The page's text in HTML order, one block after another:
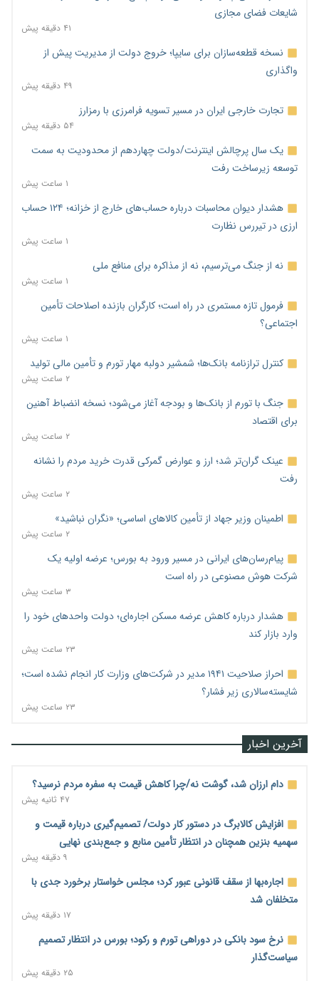
شایعات فضای مجازی
۴۱ دقیقه پیش
نسخه قطعه‌سازان برای سایپا؛ خروج دولت از مدیریت پیش از
واگذاری
۴۹ دقیقه پیش
تجارت خارجی ایران در مسیر تسویه فرامرزی با رمزارز
۵۴ دقیقه پیش
یک سال پرچالش اینترنت/دولت چهاردهم از محدودیت به سمت
توسعه زیرساخت رفت
۱ ساعت پیش
هشدار دیوان محاسبات درباره حساب‌های خارج از خزانه؛ ۱۲۴ حساب
ارزی در تیررس نظارت
۱ ساعت پیش
نه از جنگ می‌ترسیم، نه از مذاکره برای منافع ملی
۱ ساعت پیش
فرمول تازه مستمری در راه است؛ کارگران بازنده اصلاحات تأمین
اجتماعی؟
۱ ساعت پیش
کنترل ترازنامه بانک‌ها؛ شمشیر دولبه مهار تورم و تأمین مالی تولید
۲ ساعت پیش
جنگ با تورم از بانک‌ها و بودجه آغاز می‌شود؛ نسخه انضباط آهنین
برای اقتصاد
۲ ساعت پیش
عینک گران‌تر شد؛ ارز و عوارض گمرکی قدرت خرید مردم را نشانه
رفت
۲ ساعت پیش
اطمینان وزیر جهاد از تأمین کالاهای اساسی؛ «نگران نباشید»
۲ ساعت پیش
پیام‌رسان‌های ایرانی در مسیر ورود به بورس؛ عرضه اولیه یک
شرکت هوش مصنوعی در راه است
۳ ساعت پیش
هشدار درباره کاهش عرضه مسکن اجاره‌ای؛ دولت واحدهای خود را
وارد بازار کند
۲۳ ساعت پیش
احراز صلاحیت ۱۹۴۱ مدیر در شرکت‌های وزارت کار انجام نشده است؛
شایسته‌سالاری زیر فشار؟
۲۳ ساعت پیش
آخرین اخبار
دام ارزان شد، گوشت نه/چرا کاهش قیمت به سفره مردم نرسید؟
۴۷ ثانیه پیش
افزایش کالابرگ در دستور کار دولت/ تصمیم‌گیری درباره قیمت و
سهمیه بنزین همچنان در انتظار تأمین منابع و جمع‌بندی نهایی
۹ دقیقه پیش
اجاره‌بها از سقف قانونی عبور کرد؛ مجلس خواستار برخورد جدی با
متخلفان شد
۱۷ دقیقه پیش
نرخ سود بانکی در دوراهی تورم و رکود؛ بورس در انتظار تصمیم
سیاست‌گذار
۲۵ دقیقه پیش